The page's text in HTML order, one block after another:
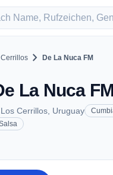
Cerrillos chevron_right De La Nuca FM
Los Cerrillos, Uruguay